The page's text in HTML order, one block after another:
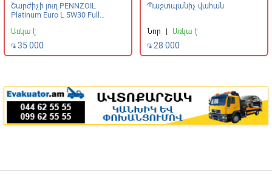
Շարժիչի յուղ PENNZOIL
Platinum Euro L 5W30 Full
Առկա է
֏ 35 000
Պաշտպանիչ վահան
Նոր | Առկա է
֏ 28 000